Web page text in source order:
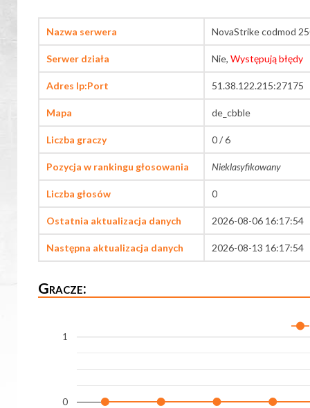
Nazwa serwera NovaStrike codmod
Serwer działa Nie, Występują błędy
Adres Ip:Port 51.38.122.215:27175
Mapa de_cbble
Liczba graczy 0 / 6
Pozycja w rankingu głosowania Nieklasyfikowany
Liczba głosów 0
Ostatnia aktualizacja danych 2026-08-06 16:17:54
Następna aktualizacja danych 2026-08-13 16:17:54
Gracze:
0
1